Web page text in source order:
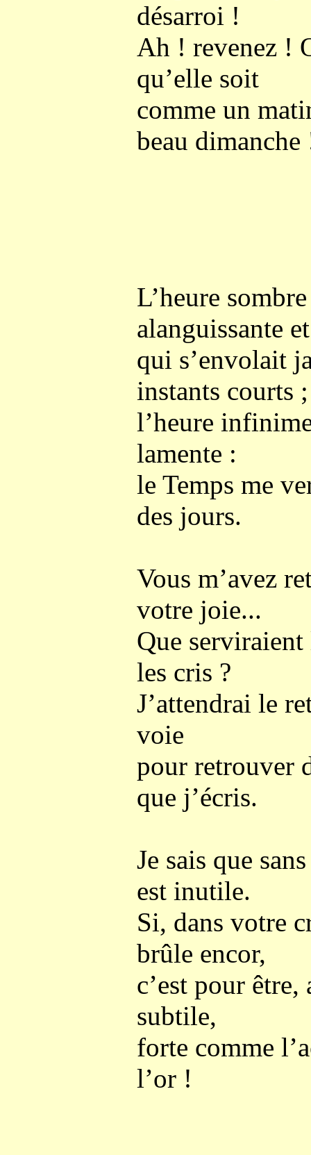
désarroi !
Ah ! revenez !
qu’elle soit
comme un
beau dimanche
L’heure
alanguissante
qui s’envolait
instants courts ;
l’heure
lamente :
le Temps me
des jours.
Vous m’avez
votre joie...
Que
les cris ?
J’attendrai le
voie
pour retrouver
que j’écris.
Je sais que
est inutile.
Si, dans votre
brûle encor,
c’est pour
subtile,
forte comme
l’or !